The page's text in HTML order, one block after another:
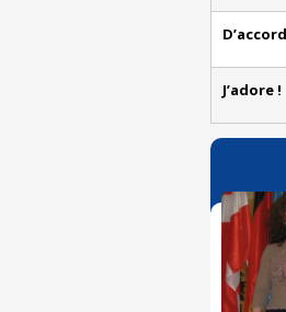
D’accord
J’adore !